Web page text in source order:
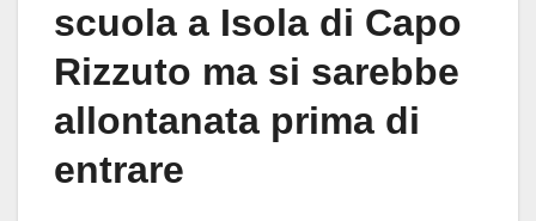
scuola a Isola di Capo
Rizzuto ma si sarebbe
allontanata prima di
entrare